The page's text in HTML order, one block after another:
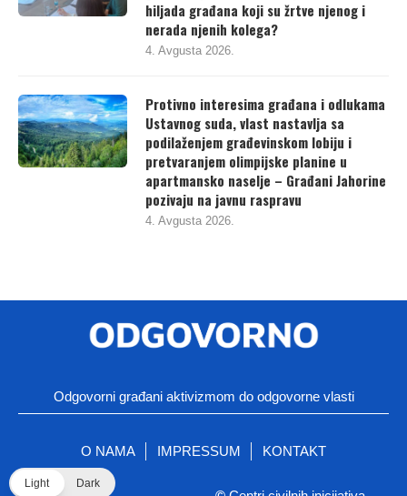
hiljada građana koji su žrtve njenog i
nerada njenih kolega?
4. Avgusta 2026.
Protivno interesima građana i odlukama
Ustavnog suda, vlast nastavlja sa
podilaženjem građevinskom lobiju i
pretvaranjem olimpijske planine u
apartmansko naselje – Građani Jahorine
pozivaju na javnu raspravu
4. Avgusta 2026.
Odgovorni građani aktivizmom do odgovorne vlasti
O NAMA IMPRESSUM KONTAKT
Light Dark